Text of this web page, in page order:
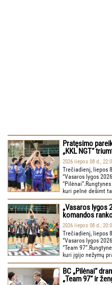
Pratęsimo
„KKL NGT“
2026 liepos 08 d.,
Trečiadienį, liepos
“Vasaros lygos
kuri pelnė dešimt
„Vasaros lygos
komandos
2026 liepos 08 d.,
Trečiadienį, liepos
“Vasaros lygos
“Team
kuri įgijo nežymų
BC „Pilėnai“
„Team 97“ ir